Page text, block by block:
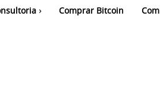
Comprar Bitcoin